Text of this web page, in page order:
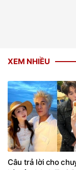
XEM NHIỀU
Câu trả lời cho